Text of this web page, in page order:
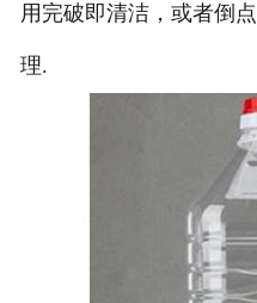
用完破即清洁，或者倒
理.